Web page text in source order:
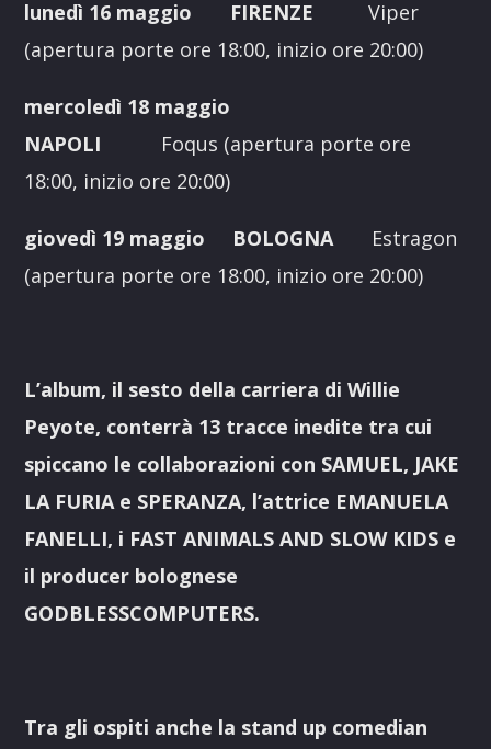
lunedì 16 maggio FIRENZE Viper
(apertura porte ore 18:00, inizio ore 20:00)
mercoledì 18 maggio
NAPOLI Foqus (apertura porte ore
18:00, inizio ore 20:00)
giovedì 19 maggio BOLOGNA Estragon
(apertura porte ore 18:00, inizio ore 20:00)
L’album, il sesto della carriera di Willie
Peyote, conterrà 13 tracce inedite tra cui
spiccano le collaborazioni con SAMUEL, JAKE
LA FURIA e SPERANZA, l’attrice EMANUELA
FANELLI, i FAST ANIMALS AND SLOW KIDS e
il producer bolognese
GODBLESSCOMPUTERS.
Tra gli ospiti anche la stand up comedian